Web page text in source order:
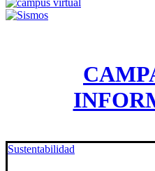
Sustentabilidad